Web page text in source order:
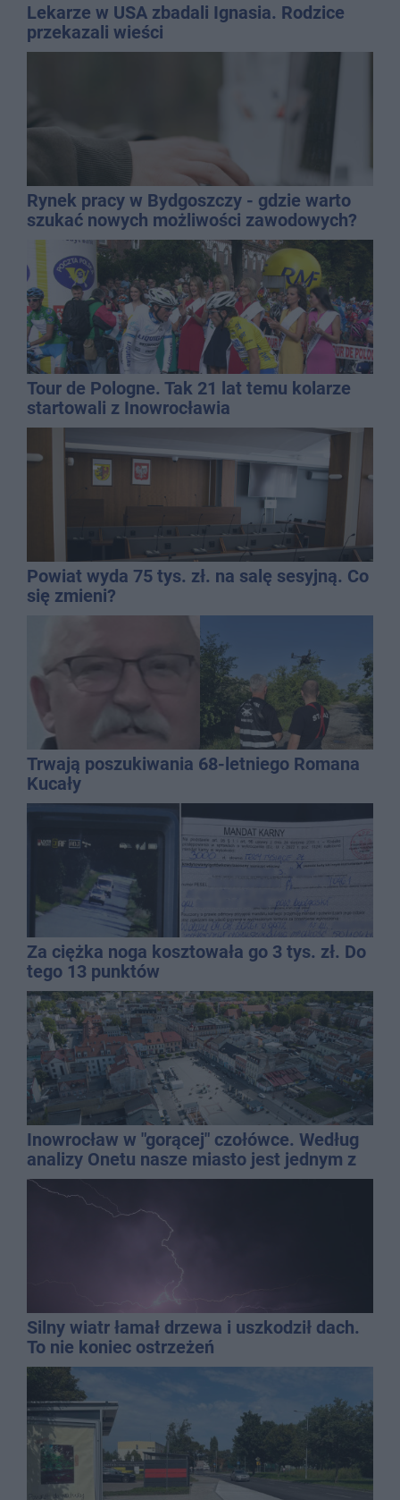
Lekarze w USA zbadali Ignasia. Rodzice
przekazali wieści
Rynek pracy w Bydgoszczy - gdzie warto
szukać nowych możliwości zawodowych?
Tour de Pologne. Tak 21 lat temu kolarze
startowali z Inowrocławia
Powiat wyda 75 tys. zł. na salę sesyjną. Co
się zmieni?
Trwają poszukiwania 68-letniego Romana
Kucały
Za ciężka noga kosztowała go 3 tys. zł. Do
tego 13 punktów
Inowrocław w "gorącej" czołówce. Według
analizy Onetu nasze miasto jest jednym z
najbardziej narażonych na upały
Silny wiatr łamał drzewa i uszkodził dach.
To nie koniec ostrzeżeń